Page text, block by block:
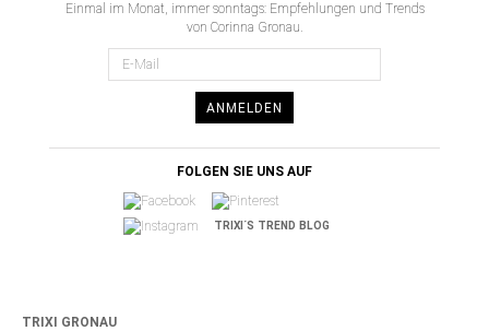
Einmal im Monat, immer sonntags: Empfehlungen und Trends
von Corinna Gronau.
ANMELDEN
FOLGEN SIE UNS AUF
TRIXI´S TREND BLOG
TRIXI GRONAU